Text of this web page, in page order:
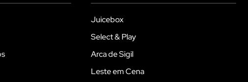
Juicebox
Select & Play
Arca de Sigil
Leste em Cena